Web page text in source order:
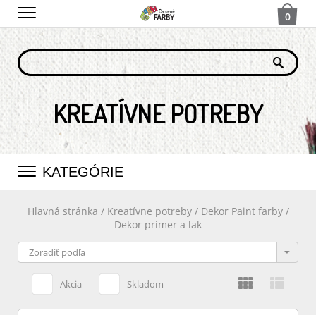
0
KREATÍVNE POTREBY
KATEGÓRIE
Hlavná stránka / Kreatívne potreby/ Dekor Paint farby /
Dekor primer a lak
Akcia Skladom